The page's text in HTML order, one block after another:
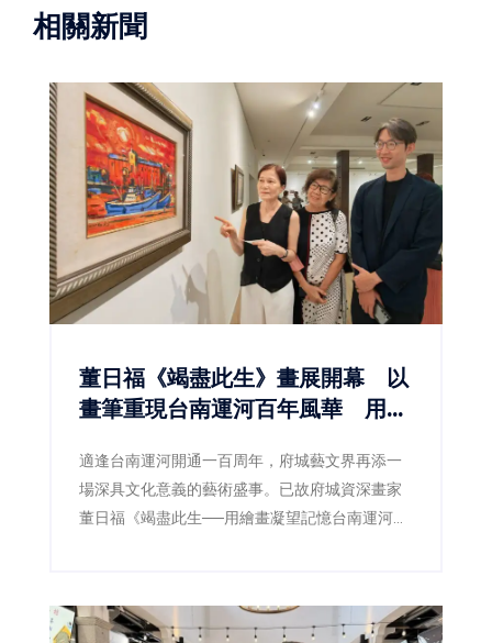
相關新聞
董日福《竭盡此生》畫展開幕 以
畫筆重現台南運河百年風華 用藝
適逢台南運河開通一百周年，府城藝文界再添一
場深具文化意義的藝術盛事。已故府城資深畫家
董日福《竭盡此生──用繪畫凝望記憶台南運河系
與，共同緬懷這位畢生以畫筆記錄台南風景的藝
術家，也透過畫作重新感受運河百年歷史的人文